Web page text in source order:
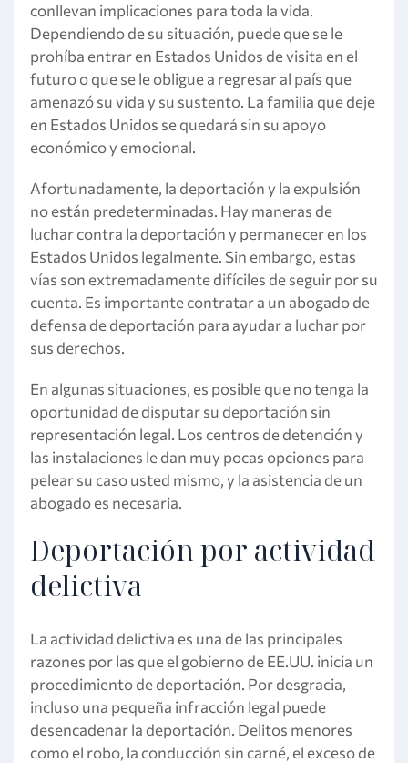
conllevan implicaciones para toda la vida.
Dependiendo de su situación, puede que se le
prohíba entrar en Estados Unidos de visita en el
futuro o que se le obligue a regresar al país que
amenazó su vida y su sustento. La familia que deje
en Estados Unidos se quedará sin su apoyo
económico y emocional.
Afortunadamente, la deportación y la expulsión
no están predeterminadas. Hay maneras de
luchar contra la deportación y permanecer en los
Estados Unidos legalmente. Sin embargo, estas
vías son extremadamente difíciles de seguir por su
cuenta. Es importante contratar a un abogado de
defensa de deportación para ayudar a luchar por
sus derechos.
En algunas situaciones, es posible que no tenga la
oportunidad de disputar su deportación sin
representación legal. Los centros de detención y
las instalaciones le dan muy pocas opciones para
pelear su caso usted mismo, y la asistencia de un
abogado es necesaria.
Deportación por actividad
delictiva
La actividad delictiva es una de las principales
razones por las que el gobierno de EE.UU. inicia un
procedimiento de deportación. Por desgracia,
incluso una pequeña infracción legal puede
desencadenar la deportación. Delitos menores
como el robo, la conducción sin carné, el exceso de